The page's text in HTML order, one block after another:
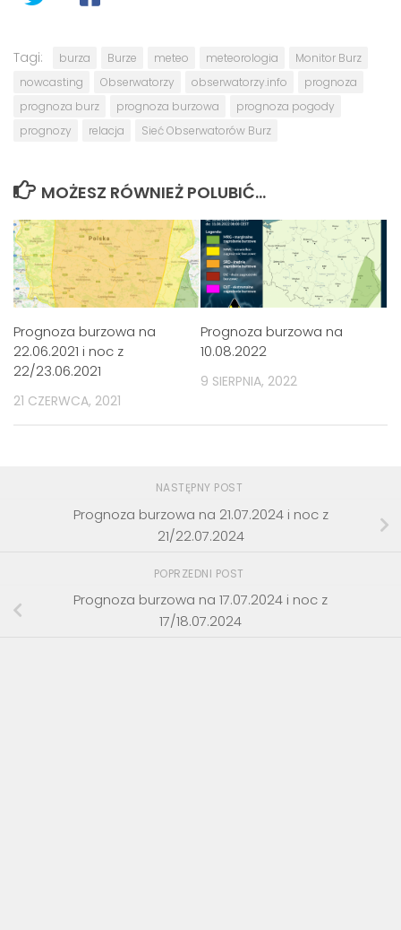
Tagi: burza Burze meteo meteorologia
Monitor Burz
nowcasting
Obserwatorzy obserwatorzy.info
prognoza
prognoza burz
prognoza burzowa
prognoza pogody
prognozy
relacja Sieć Obserwatorów Burz
MOŻESZ RÓWNIEŻ POLUBIĆ…
Prognoza burzowa na
22.06.2021 i noc z
22/23.06.2021
21 CZERWCA, 2021
Prognoza burzowa na
10.08.2022
9 SIERPNIA, 2022
NASTĘPNY POST
Prognoza burzowa na 21.07.2024 i noc z
21/22.07.2024
POPRZEDNI POST
Prognoza burzowa na 17.07.2024 i noc z
17/18.07.2024